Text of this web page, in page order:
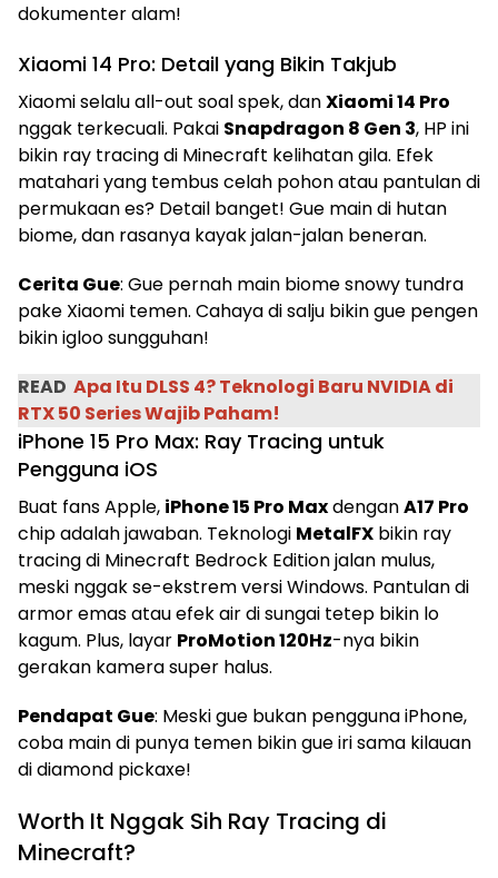
dokumenter alam!
Xiaomi 14 Pro: Detail yang Bikin Takjub
Xiaomi selalu all-out soal spek, danXiaomi 14 Pro
nggak terkecuali. Pakai Snapdragon 8 Gen 3, HP ini
bikin ray tracing di Minecraft kelihatan gila. Efek
matahari yang tembus celah pohon atau pantulan di
permukaan es? Detail banget! Gue main di hutan
biome, dan rasanya kayak jalan-jalan beneran.
Cerita Gue: Gue pernah main biome snowy tundra
pake Xiaomi temen. Cahaya di salju bikin gue pengen
bikin igloo sungguhan!
READ Apa Itu DLSS 4? Teknologi Baru NVIDIA di
RTX 50 Series Wajib Paham!
iPhone 15 Pro Max: Ray Tracing untuk
Pengguna iOS
Buat fans Apple, iPhone 15 Pro MaxdenganA17 Pro
chip adalah jawaban. Teknologi MetalFX bikin ray
tracing di Minecraft Bedrock Edition jalan mulus,
meski nggak se-ekstrem versi Windows. Pantulan di
armor emas atau efek air di sungai tetep bikin lo
kagum. Plus, layar ProMotion 120Hz-nya bikin
gerakan kamera super halus.
Pendapat Gue: Meski gue bukan pengguna iPhone,
coba main di punya temen bikin gue iri sama kilauan
di diamond pickaxe!
Worth It Nggak Sih Ray Tracing di
Minecraft?